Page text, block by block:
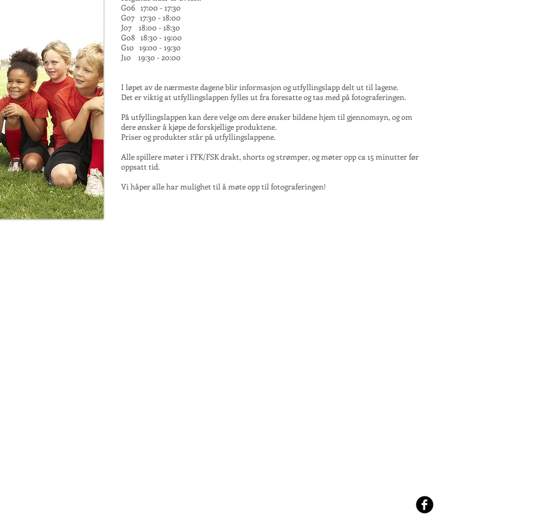
G06 17:00 - 17:30
G07 17:30 - 18:00
J07 18:00 - 18:30
G08 18:30 - 19:00
G10 19:00 - 19:30
J10 19:30 - 20:00
I løpet av de nærmeste dagene blir informasjon og utfyllingslapp delt ut til lagene.
Det er viktig at utfyllingslappen fylles ut fra foresatte og tas med på fotograferingen.
På utfyllingslappen kan dere velge om dere ønsker bildene hjem til gjennomsyn, og om
dere ønsker å kjøpe de forskjellige produktene.
Priser og produkter står på utfyllingslappene.
Alle spillere møter i FFK/FSK drakt, shorts og strømper, og møter opp ca 15 minutter før
oppsatt tid.
Vi håper alle har mulighet til å møte opp til fotograferingen!